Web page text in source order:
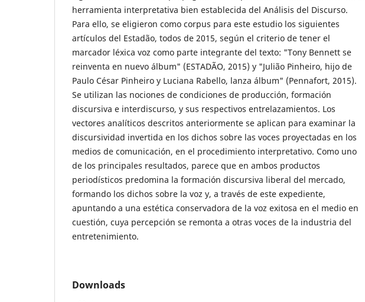
herramienta interpretativa bien establecida del Análisis del Discurso.
Para ello, se eligieron como corpus para este estudio los siguientes
artículos del Estadão, todos de 2015, según el criterio de tener el
marcador léxica voz como parte integrante del texto: "Tony Bennett se
reinventa en nuevo álbum" (ESTADÃO, 2015) y "Julião Pinheiro, hijo de
Paulo César Pinheiro y Luciana Rabello, lanza álbum" (Pennafort, 2015).
Se utilizan las nociones de condiciones de producción, formación
discursiva e interdiscurso, y sus respectivos entrelazamientos. Los
vectores analíticos descritos anteriormente se aplican para examinar la
discursividad invertida en los dichos sobre las voces proyectadas en los
medios de comunicación, en el procedimiento interpretativo. Como uno
de los principales resultados, parece que en ambos productos
periodísticos predomina la formación discursiva liberal del mercado,
formando los dichos sobre la voz y, a través de este expediente,
apuntando a una estética conservadora de la voz exitosa en el medio en
cuestión, cuya percepción se remonta a otras voces de la industria del
entretenimiento.
Downloads